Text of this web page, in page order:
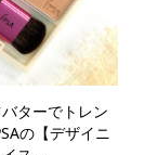
ターでトレン
の【デザイニ